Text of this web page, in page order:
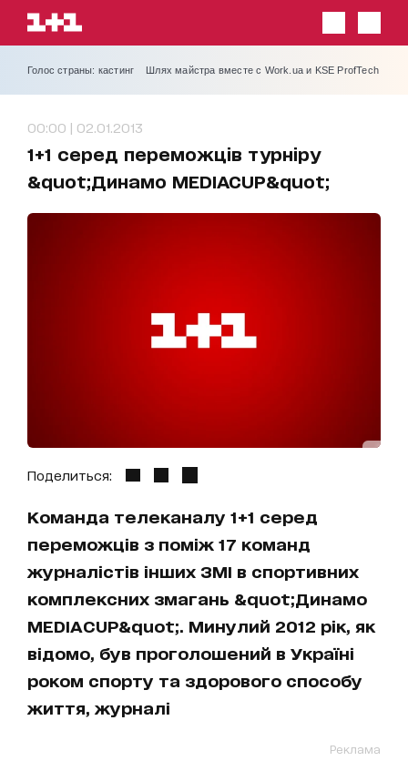
Голос страны: кастинг Шлях майстра вместе с Work.ua и KSE ProfTech
00:00 | 02.01.2013
1+1 серед переможців турніру
&quot;Динамо MEDIACUP&quot;
Поделиться:
Команда телеканалу 1+1 серед
переможців з поміж 17 команд
журналістів інших ЗМІ в спортивних
комплексних змагань &quot;Динамо
MEDIACUP&quot;. Минулий 2012 рік, як
відомо, був проголошений в Україні
роком спорту та здорового способу
життя, журналі
Реклама